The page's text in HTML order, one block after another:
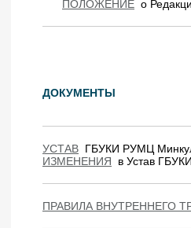
ПОЛОЖЕНИЕ о
ДОКУМЕНТЫ
УСТАВ ГБУКИ РУМЦ
ИЗМЕНЕНИЯ в Устав
ПРАВИЛА ВНУТРЕННЕГО